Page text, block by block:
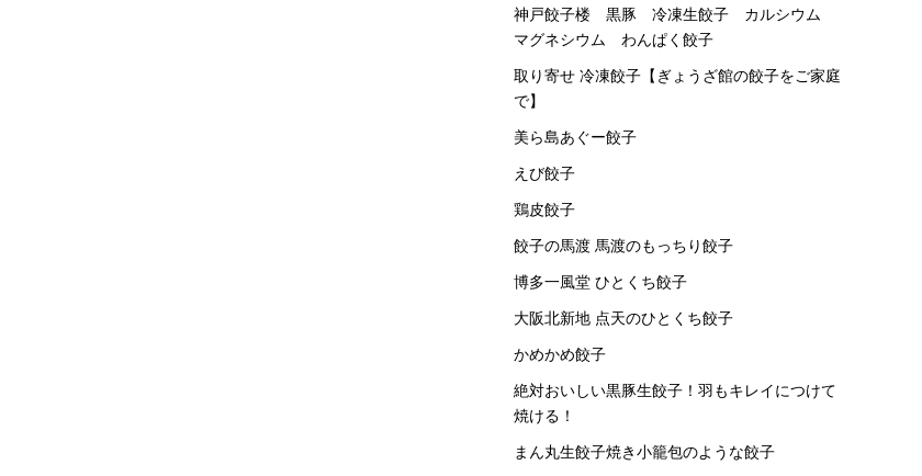
神戸餃子楼 黒豚 冷凍生餃子 カルシウム
マグネシウム わんぱく餃子
取り寄せ 冷凍餃子【ぎょうざ館の餃子をご家庭
で】
美ら島あぐー餃子
えび餃子
鶏皮餃子
餃子の馬渡 馬渡のもっちり餃子
博多一風堂 ひとくち餃子
大阪北新地 点天のひとくち餃子
かめかめ餃子
絶対おいしい黒豚生餃子！羽もキレイにつけて
焼ける！
まん丸生餃子焼き小籠包のような餃子